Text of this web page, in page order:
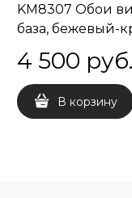
KM8307 Обои
база, бежевый-
(1, Т A)
4 500 руб.
В корзину